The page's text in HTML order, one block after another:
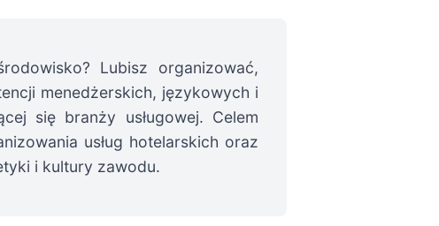
Lubisz organizować,
menedżerskich, językowych i
się branży usługowej. Celem
usług hotelarskich oraz
i kultury zawodu.